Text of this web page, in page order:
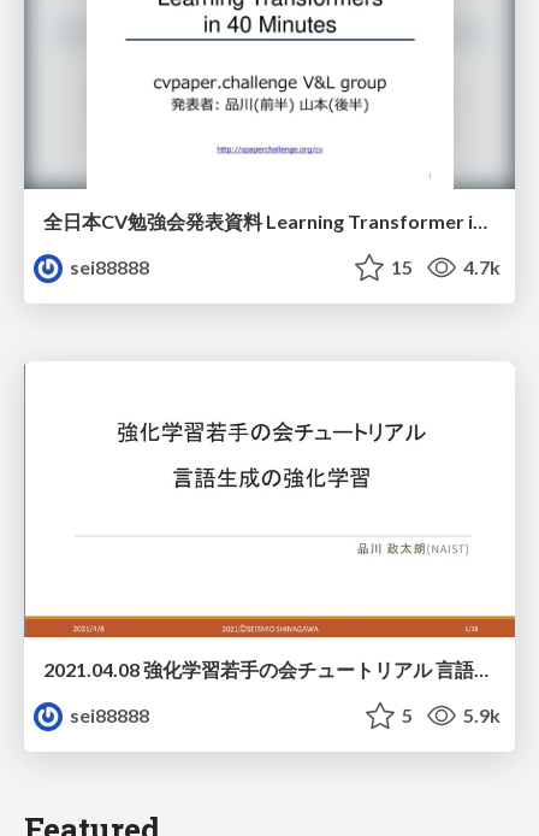
全日本CV勉強会発表資料 Learning Transformer in 40 Minutes
sei88888
15 4.7k
2021.04.08 強化学習若手の会チュートリアル 言語生成の強化学習
sei88888
5 5.9k